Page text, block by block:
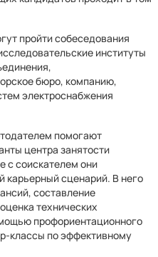
пройти собеседования
институты
бюро, компанию,
электроснабжения
помогают
центра занятости
с соискателем они
карьерный сценарий. В него
составление
технических
профориентационного
классы по эффективному